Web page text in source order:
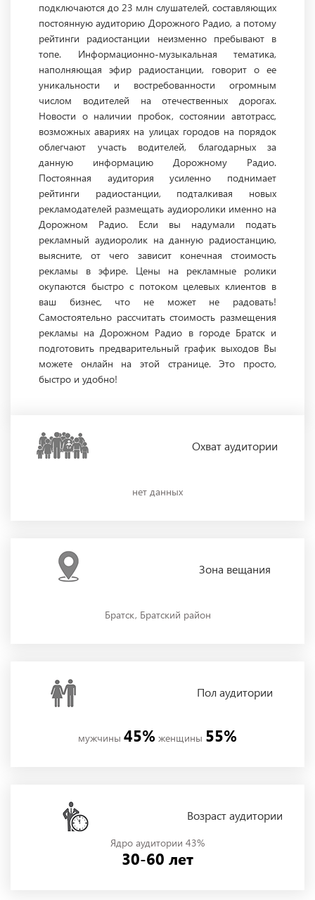
подключаются до 23 млн слушателей, составляющих
постоянную аудиторию Дорожного Радио, а потому
рейтинги радиостанции неизменно пребывают в
топе. Информационно-музыкальная тематика,
наполняющая эфир радиостанции, говорит о ее
уникальности и востребованности огромным
числом водителей на отечественных дорогах.
Новости о наличии пробок, состоянии автотрасс,
возможных авариях на улицах городов на порядок
облегчают участь водителей, благодарных за
данную информацию Дорожному Радио.
Постоянная аудитория усиленно поднимает
рейтинги радиостанции, подталкивая новых
рекламодателей размещать аудиоролики именно на
Дорожном Радио. Если вы надумали подать
рекламный аудиоролик на данную радиостанцию,
выясните, от чего зависит конечная стоимость
рекламы в эфире. Цены на рекламные ролики
окупаются быстро с потоком целевых клиентов в
ваш бизнес, что не может не радовать!
Самостоятельно рассчитать стоимость размещения
рекламы на Дорожном Радио в городе Братск и
подготовить предварительный график выходов Вы
можете онлайн на этой странице. Это просто,
быстро и удобно!
Охватаудитории
нет данных
Зона вещания
Братск, Братский район
Полаудитории
мужчины 45% женщины 55%
Возраст аудитории
Ядро аудитории 43%
30-60 лет